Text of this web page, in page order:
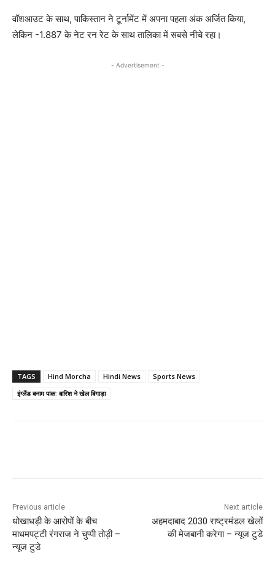
वॉशआउट के साथ, पाकिस्तान ने टूर्नामेंट में अपना पहला अंक अर्जित किया,
लेकिन -1.887 के नेट रन रेट के साथ तालिका में सबसे नीचे रहा।
- Advertisement -
TAGS Hind Morcha Hindi News
Sports News
इंग्लैंड बनाम पाक: बारिश ने खेल बिगाड़ा
Previous article
धोखाधड़ी के आरोपों के बीच
माधमपट्टी रंगराज ने चुप्पी तोड़ी –
न्यूज टुडे
Next article
अहमदाबाद 2030 राष्ट्रमंडल खेलों
की मेजबानी करेगा – न्यूज टुडे